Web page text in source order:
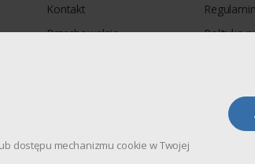
dostępu mechanizmu cookie w Twojej
Kontakt
Przechowalnia
Regulamin
Polityka